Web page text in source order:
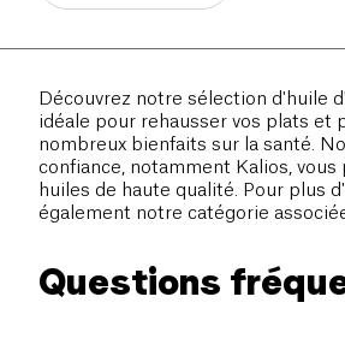
Découvrez notre sélection d'huile
idéale pour rehausser vos plats et
nombreux bienfaits sur la santé.
confiance, notamment Kalios,
huiles de haute qualité. Pour plus
également notre catégorie
Questions